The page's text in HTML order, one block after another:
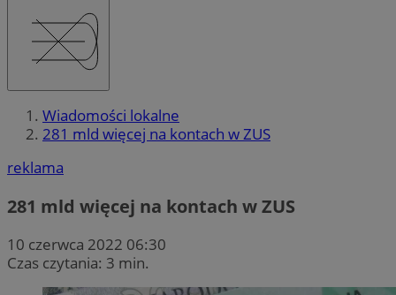
Wiadomości lokalne
281 mld więcej na kontach w ZUS
reklama
281 mld więcej na kontach w ZUS
10 czerwca 2022 06:30
Czas czytania: 3 min.